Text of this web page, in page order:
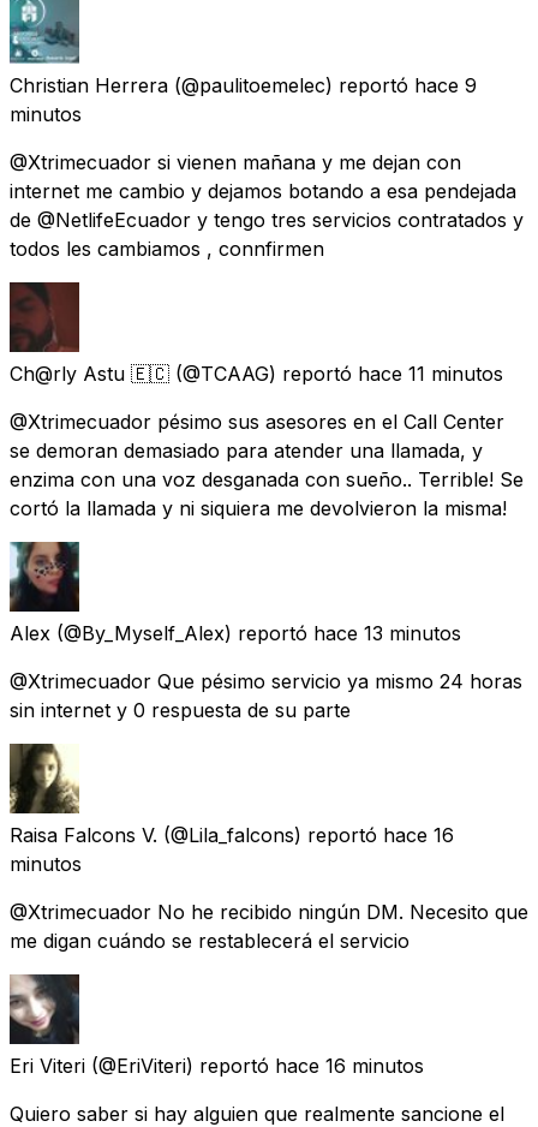
Christian Herrera (@paulitoemelec) reportó hace 9
minutos
@Xtrimecuador si vienen mañana y me dejan con
internet me cambio y dejamos botando a esa pendejada
de @NetlifeEcuador y tengo tres servicios contratados y
todos les cambiamos , connfirmen
Ch@rly Astu 🇪🇨 (@TCAAG) reportó hace 11 minutos
@Xtrimecuador pésimo sus asesores en el Call Center
se demoran demasiado para atender una llamada, y
enzima con una voz desganada con sueño.. Terrible! Se
cortó la llamada y ni siquiera me devolvieron la misma!
Alex (@By_Myself_Alex) reportó hace 13 minutos
@Xtrimecuador Que pésimo servicio ya mismo 24 horas
sin internet y 0 respuesta de su parte
Raisa Falcons V. (@Lila_falcons) reportó hace 16
minutos
@Xtrimecuador No he recibido ningún DM. Necesito que
me digan cuándo se restablecerá el servicio
Eri Viteri (@EriViteri) reportó hace 16 minutos
Quiero saber si hay alguien que realmente sancione el